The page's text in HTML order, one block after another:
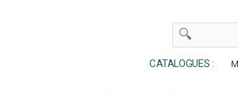
CATALOGUES :